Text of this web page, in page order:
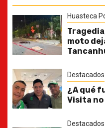
Huasteca
moto
Destacados
¿A qué
Visita
Destacados